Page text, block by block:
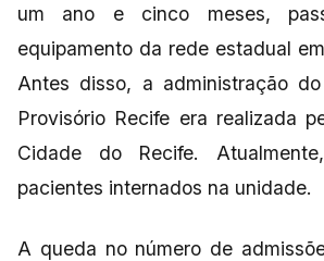
um ano e cinco meses,
equipamento da rede estadual
Antes disso, a administração
Provisório Recife era realizada
Cidade do Recife.
pacientes internados na unidade.
A queda no número de